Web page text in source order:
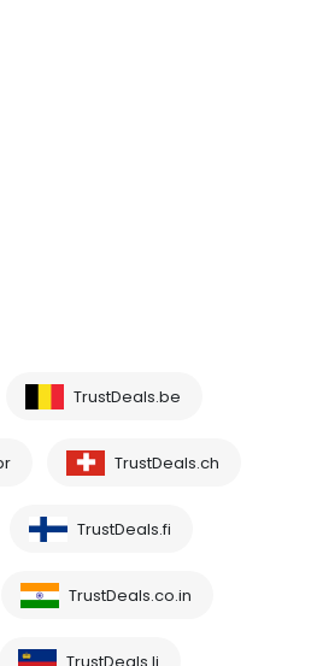
TrustDeals.be
TrustDeals.ch
TrustDeals.fi
TrustDeals.co.in